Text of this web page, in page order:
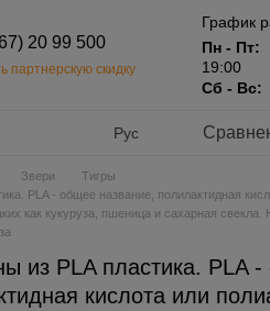
20 99 500
партнерскую скидку
График
Пн - Пт:
19:00
Сб - Вс:
Рус
Звери
Тигры
PLA - общее название, полилактидная
как кукуруза, пшеница и сахарная
из PLA пластика. PLA
кислота или